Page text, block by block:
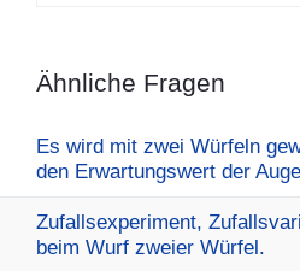
{36} \cdot
7
{36} \cdot
7
{36} \cdot
9+
\frac{3}
Ähnliche Fragen
Es wird mit zwei Würfeln
den Erwartungswert der
Zufallsexperiment,
beim Wurf zweier Würfel.